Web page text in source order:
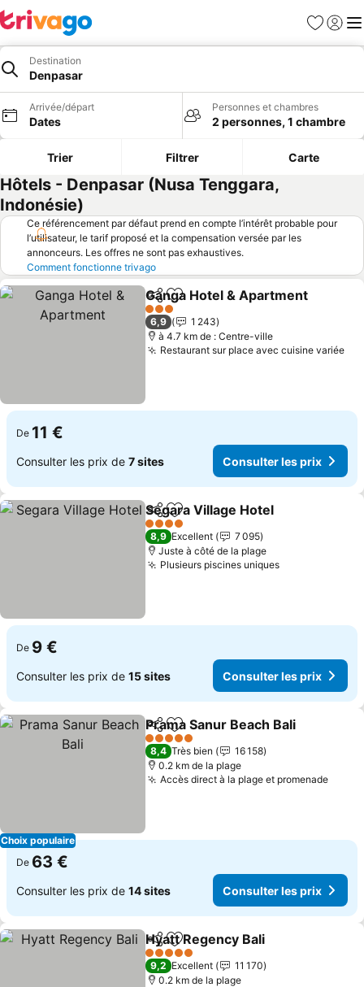
Favoris
Se
Destination
Denpasar
Arrivée/départ
Dates
Personnes et chambres
2 personnes, 1 chambre
Trier Filtrer Carte
Hôtels - Denpasar (Nusa Tenggara,
Indonésie)
Ce référencement par défaut prend en compte l’intérêt probable pour
l’utilisateur, le tarif proposé et la compensation versée par les
annonceurs. Les offres ne sont pas exhaustives.
Comment fonctionne trivago
PartagerAjouter à mes favoris
Ganga Hotel & Apartment
3 Étoiles
6,9
1 243
à 4.7 km de : Centre-ville
Restaurant sur place avec cuisine variée
De 11 €
Consulter les prix de 7 sites Consulter les prix
PartagerAjouter à mes favoris
Segara Village Hotel
4 Étoiles
8,9 Excellent
7 095
Juste à côté de la plage
Plusieurs piscines uniques
De 9 €
Consulter les prix de 15 sites Consulter les prix
Choix populaire
PartagerAjouter à mes favoris
Prama Sanur Beach Bali
5 Étoiles
8,4 Très bien
16 158
0.2 km de la plage
Accès direct à la plage et promenade
De 63 €
Consulter les prix de 14 sites Consulter les prix
PartagerAjouter à mes favoris
Hyatt Regency Bali
5 Étoiles
9,2 Excellent
11 170
0.2 km de la plage